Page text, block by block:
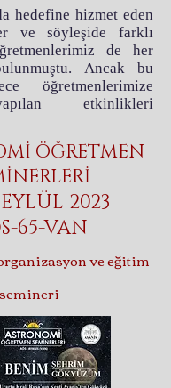
hedefine hizmet eden
ve söyleşide farklı
de her
Ancak bu
öğretmenlerimize
etkinlikleri
ÖĞRETMEN
2023
65-VAN
ve eğitim
semineri